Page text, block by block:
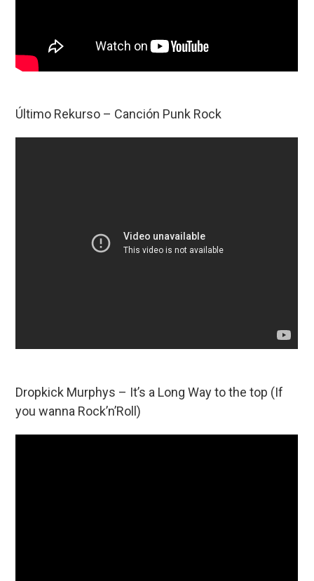
Último Rekurso – Canción Punk Rock
Dropkick Murphys – It’s a Long Way to the top (If
you wanna Rock’n’Roll)